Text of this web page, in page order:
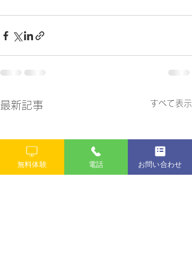
最新記事 すべて表示
無料体験 電話 お問い合わせ